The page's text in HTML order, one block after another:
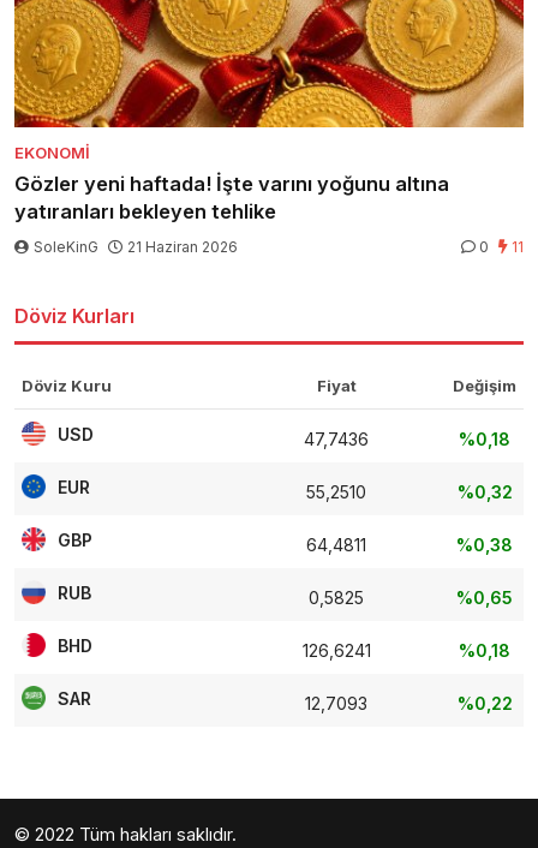
EKONOMI
Gözler yeni haftada! İşte varını yoğunu altına
yatıranları bekleyen tehlike
SoleKinG 21 Haziran 2026 0 11
Döviz Kurları
Döviz Kuru Fiyat Değişim
USD 47,7436 %0,18
EUR 55,2510 %0,32
GBP 64,4811 %0,38
RUB 0,5825 %0,65
BHD 126,6241 %0,18
SAR 12,7093 %0,22
© 2022 Tüm hakları saklıdır.